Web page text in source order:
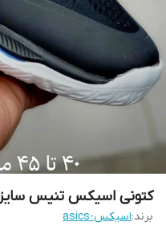
کتونی اسیکس تنیس سایز ۴۰ تا ۴۵ Asics Tennis
برند:اسیکس-asics